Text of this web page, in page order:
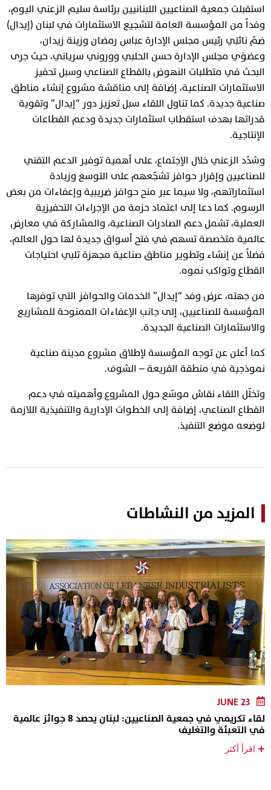
استقبلت جمعية الصناعيين اللبنانيين برئاسة سليم الزعني اليوم،
وفداً من المؤسسة العامة لتشجيع الاستثمارات في لبنان (إيدال)
ضمّ نائبَي رئيس مجلس الإدارة عباس رمضان وزينة زيدان،
وعضوَي مجلس الإدارة حسن الحلبي ووروني سرياني، حيث جرى
البحث في متطلبات النهوض بالقطاع الصناعي وسبل تحفيز
الاستثمارات الصناعية، إضافة إلى مناقشة مشروع إنشاء مناطق
صناعية جديدة. كما تناول اللقاء سبل تعزيز دور “إيدال” وتقوية
قدراتها بهدف استقطاب استثمارات جديدة ودعم القطاعات
الإنتاجية.
وشدّد الزعني خلال الإجتماع، على أهمية توفير الدعم التقني
للصناعيين وإقرار حوافز تشجّعهم على التوسع وزيادة
استثماراتهم، ولا سيما عبر منح حوافز ضريبية وإعفاءات من بعض
الرسوم. كما دعا إلى اعتماد حزمة من الإجراءات التحفيزية
العملية، تشمل دعم الصادرات الصناعية، والمشاركة في معارض
عالمية متخصصة تسهم في فتح أسواق جديدة لها حول العالم،
فضلاً عن إنشاء وتطوير مناطق صناعية مجهزة تلبي احتياجات
القطاع وتواكب نموه.
من جهته، عرض وفد “إيدال” الخدمات والحوافز التي توفرها
المؤسسة للصناعيين، إلى جانب الإعفاءات الممنوحة للمشاريع
والاستثمارات الصناعية الجديدة.
كما أعلن عن توجه المؤسسة لإطلاق مشروع مدينة صناعية
نموذجية في منطقة القريعة – الشوف.
وتخلّل اللقاء نقاش موسّع حول المشروع وأهميته في دعم
القطاع الصناعي، إضافة إلى الخطوات الإدارية والتنفيذية اللازمة
لوضعه موضع التنفيذ.
المزيد من النشاطات
JUNE 23
لقاء تكريمي في جمعية الصناعيين: لبنان يحصد 8 جوائز عالمية
في التعبئة والتغليف
+ اقرأ أكثر